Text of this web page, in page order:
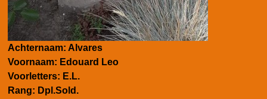
Achternaam: Alvares
Voornaam: Edouard Leo
Voorletters: E.L.
Rang: Dpl.Sold.